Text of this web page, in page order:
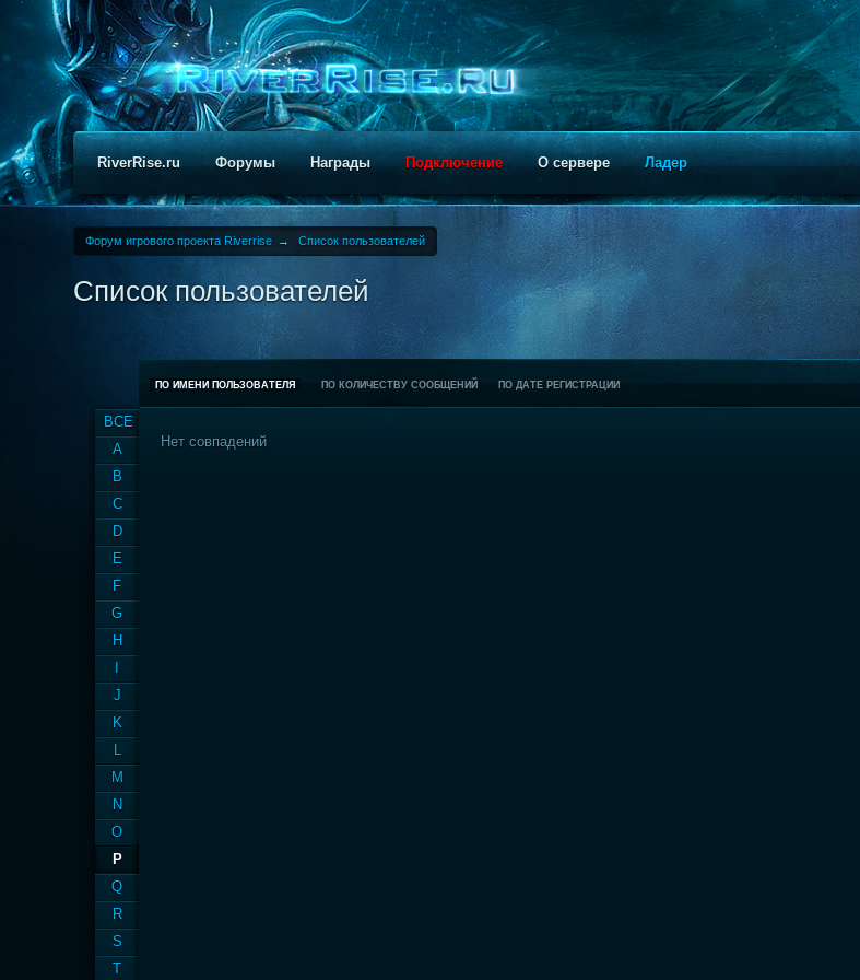
RiverRise.ru Форумы Награды Подключение О сервере Ладер
Форум игрового проекта Riverrise → Список пользователей
Список пользователей
ВСЕ
A
B
C
D
E
F
G
H
J
K
L
M
N
O
P
Q
R
S
T
ПО ИМЕНИ ПОЛЬЗОВАТЕЛЯ ПО КОЛИЧЕСТВУ СООБЩЕНИЙ ПО ДАТЕ РЕГИСТРАЦИИ
Нет совпадений